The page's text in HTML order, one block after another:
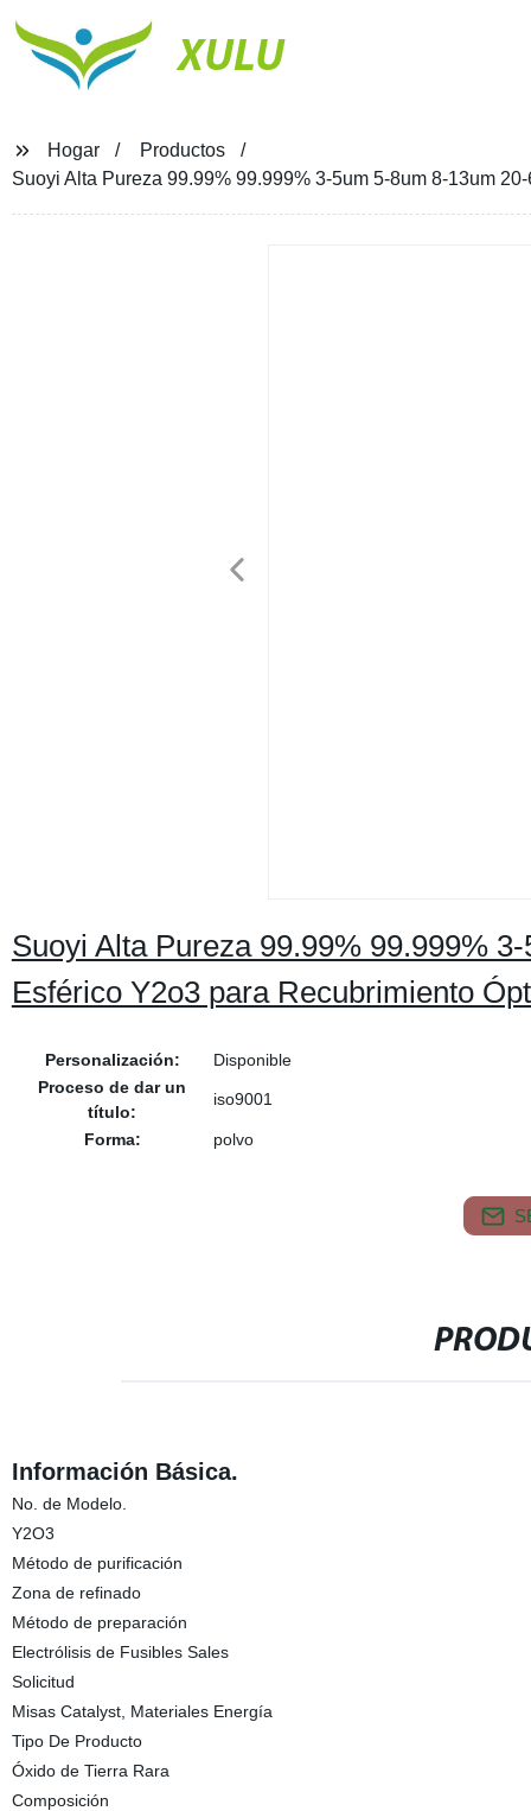
XULU
Hogar
Productos
Suoyi Alta Pureza 99.99% 99.999% 3-5um 5-8um 8-13um
Suoyi Alta Pureza 99.99% 99.999%
Esférico Y2o3 para Recubrimiento
Personalización:
Disponible
Proceso de dar un
título:
iso9001
Forma: polvo
Información Básica.
No. de Modelo.
Y2O3
Método de purificación
Zona de refinado
Método de preparación
Electrólisis de Fusibles Sales
Solicitud
Misas Catalyst, Materiales Energía
Tipo De Producto
Óxido de Tierra Rara
Composición